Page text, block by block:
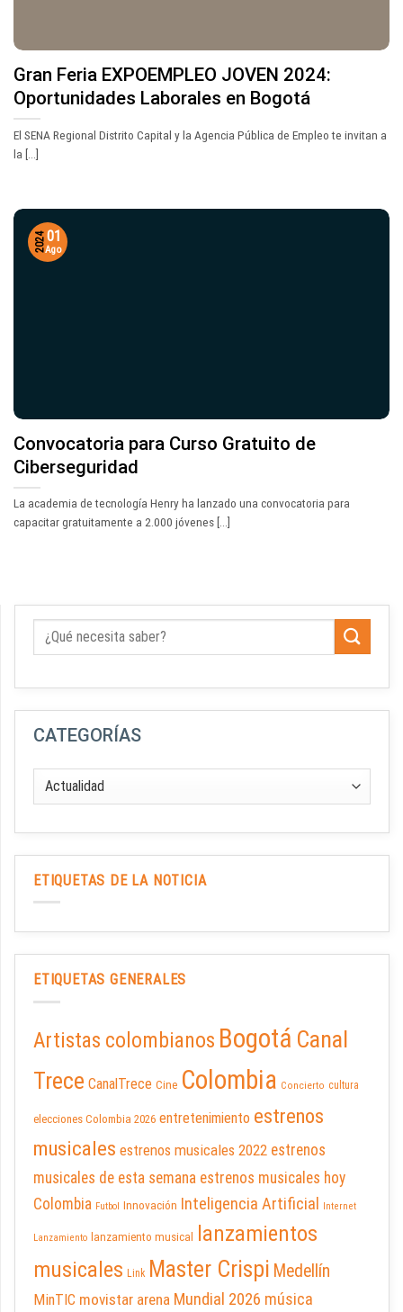
Gran Feria EXPOEMPLEO JOVEN 2024:
Oportunidades Laborales en Bogotá
El SENA Regional Distrito Capital y la Agencia Pública de Empleo te invitan a
la [...]
Convocatoria para Curso Gratuito de
Ciberseguridad
La academia de tecnología Henry ha lanzado una convocatoria para
capacitar gratuitamente a 2.000 jóvenes [...]
01
Ago
2024
CATEGORÍAS
ETIQUETAS DE LA NOTICIA
ETIQUETAS GENERALES
Artistas colombianos Bogotá Canal
Trece CanalTrece Cine Colombia Concierto cultura
elecciones Colombia 2026 entretenimiento estrenos
musicales estrenos musicales 2022 estrenos
musicales de esta semana estrenos musicales hoy
Colombia Futbol Innovación Inteligencia Artificial Internet
Lanzamiento lanzamiento musical
lanzamientos
musicales Link Master Crispi Medellín
MinTIC movistar arena Mundial 2026 música